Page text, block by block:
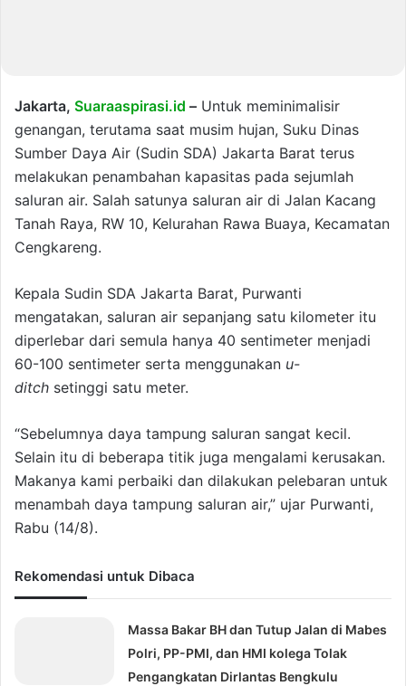
Jakarta, Suaraaspirasi.id – Untuk meminimalisir
genangan, terutama saat musim hujan, Suku Dinas
Sumber Daya Air (Sudin SDA) Jakarta Barat terus
melakukan penambahan kapasitas pada sejumlah
saluran air. Salah satunya saluran air di Jalan Kacang
Tanah Raya, RW 10, Kelurahan Rawa Buaya, Kecamatan
Cengkareng.
Kepala Sudin SDA Jakarta Barat, Purwanti
mengatakan, saluran air sepanjang satu kilometer itu
diperlebar dari semula hanya 40 sentimeter menjadi
60-100 sentimeter serta menggunakan u-
ditch setinggi satu meter.
“Sebelumnya daya tampung saluran sangat kecil.
Selain itu di beberapa titik juga mengalami kerusakan.
Makanya kami perbaiki dan dilakukan pelebaran untuk
menambah daya tampung saluran air,” ujar Purwanti,
Rabu (14/8).
Rekomendasi untuk Dibaca
Massa Bakar BH dan Tutup Jalan di Mabes
Polri, PP-PMI, dan HMI kolega Tolak
Pengangkatan Dirlantas Bengkulu